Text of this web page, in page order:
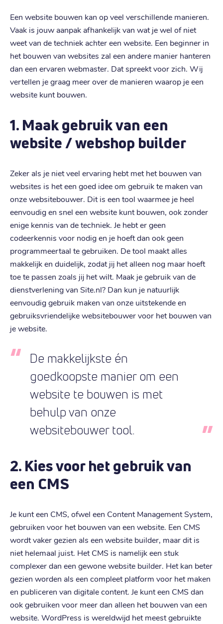
Een website bouwen kan op veel verschillende manieren.
Vaak is jouw aanpak afhankelijk van wat je wel of niet
weet van de techniek achter een website. Een beginner in
het bouwen van websites zal een andere manier hanteren
dan een ervaren webmaster. Dat spreekt voor zich. Wij
vertellen je graag meer over de manieren waarop je een
website kunt bouwen.
1. Maak gebruik van een
website / webshop builder
Zeker als je niet veel ervaring hebt met het bouwen van
websites is het een goed idee om gebruik te maken van
onze websitebouwer. Dit is een tool waarmee je heel
eenvoudig en snel een website kunt bouwen, ook zonder
enige kennis van de techniek. Je hebt er geen
codeerkennis voor nodig en je hoeft dan ook geen
programmeertaal te gebruiken. De tool maakt alles
makkelijk en duidelijk, zodat jij het alleen nog maar hoeft
toe te passen zoals jij het wilt. Maak je gebruik van de
dienstverlening van Site.nl? Dan kun je natuurlijk
eenvoudig gebruik maken van onze uitstekende en
gebruiksvriendelijke websitebouwer voor het bouwen van
je website.
De makkelijkste én
goedkoopste manier om een
website te bouwen is met
behulp van onze
websitebouwer tool.
2. Kies voor het gebruik van
een CMS
Je kunt een CMS, ofwel een Content Management System,
gebruiken voor het bouwen van een website. Een CMS
wordt vaker gezien als een website builder, maar dit is
niet helemaal juist. Het CMS is namelijk een stuk
complexer dan een gewone website builder. Het kan beter
gezien worden als een compleet platform voor het maken
en publiceren van digitale content. Je kunt een CMS dan
ook gebruiken voor meer dan alleen het bouwen van een
website. WordPress is wereldwijd het meest gebruikte